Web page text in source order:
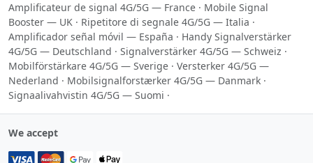
Amplificateur de signal 4G/5G — France · Mobile Signal
Booster — UK · Ripetitore di segnale 4G/5G — Italia ·
Amplificador señal móvil — España · Handy Signalverstärker
4G/5G — Deutschland · Signalverstärker 4G/5G — Schweiz ·
Mobilförstärkare 4G/5G — Sverige · Versterker 4G/5G —
Nederland · Mobilsignalforstærker 4G/5G — Danmark ·
Signaalivahvistin 4G/5G — Suomi ·
We accept